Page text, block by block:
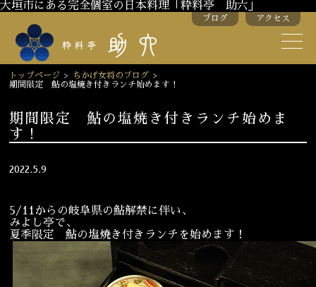
大垣市にある完全個室の日本料理「粋料亭 助六」
ブログ アクセス
トップページ > ちかげ女将のブログ >
期間限定 鮎の塩焼き付きランチ始めます！
期間限定 鮎の塩焼き付きランチ始めま
す！
2022.5.9
5/11からの岐阜県の鮎解禁に伴い、
みよし亭で、
夏季限定 鮎の塩焼き付きランチを始めます！
スタッフ紹介
季節のお料理 お弁当
お飲み物
お部屋のご紹介 会議・舞台のご利用
結婚式・披露宴